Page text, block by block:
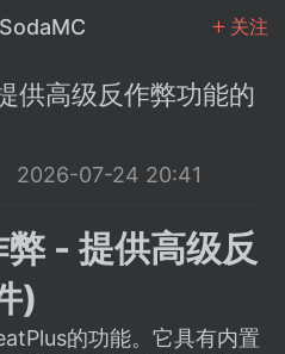
SodaMC 关注
SodaMC
供高级反作弊功能的
2026-07-24 20:41
- 提供高级反
)
的功能。它具有内置